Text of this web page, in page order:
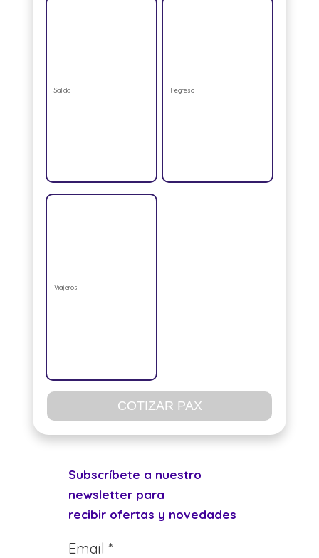
Salida
Viajeros
Regreso
COTIZAR PAX
Subscríbete a nuestro
newsletter para
recibir ofertas y novedades
Email *